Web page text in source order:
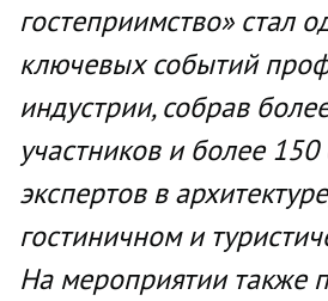
гостеприимство» стал
ключевых событий
индустрии, собрав
участников и более
экспертов в
гостиничном и
На мероприятии также